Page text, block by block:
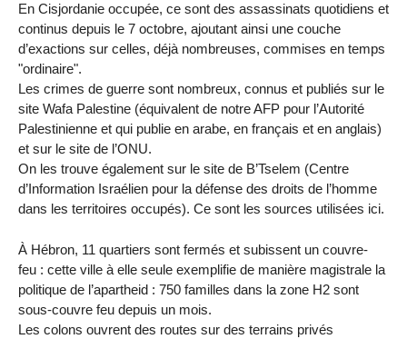
En Cisjordanie occupée, ce sont des assassinats quotidiens et
continus depuis le 7 octobre, ajoutant ainsi une couche
d’exactions sur celles, déjà nombreuses, commises en temps
"ordinaire".
Les crimes de guerre sont nombreux, connus et publiés sur le
site Wafa Palestine (équivalent de notre AFP pour l’Autorité
Palestinienne et qui publie en arabe, en français et en anglais)
et sur le site de l’ONU.
On les trouve également sur le site de B’Tselem (Centre
d’Information Israélien pour la défense des droits de l’homme
dans les territoires occupés). Ce sont les sources utilisées ici.
À Hébron, 11 quartiers sont fermés et subissent un couvre-
feu : cette ville à elle seule exemplifie de manière magistrale la
politique de l’apartheid : 750 familles dans la zone H2 sont
sous-couvre feu depuis un mois.
Les colons ouvrent des routes sur des terrains privés